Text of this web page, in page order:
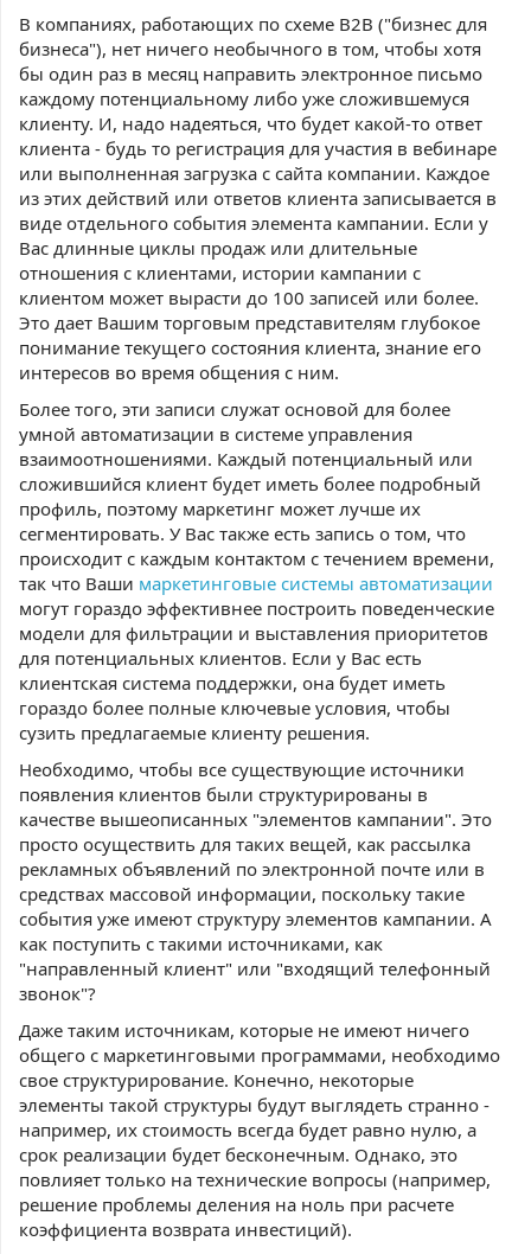
В компаниях, работающих по схеме B2B ("бизнес для
бизнеса"), нет ничего необычного в том, чтобы хотя
бы один раз в месяц направить электронное письмо
каждому потенциальному либо уже сложившемуся
клиенту. И, надо надеяться, что будет какой-то ответ
клиента - будь то регистрация для участия в вебинаре
или выполненная загрузка с сайта компании. Каждое
из этих действий или ответов клиента записывается в
виде отдельного события элемента кампании. Если у
Вас длинные циклы продаж или длительные
отношения с клиентами, истории кампании с
клиентом может вырасти до 100 записей или более.
Это дает Вашим торговым представителям глубокое
понимание текущего состояния клиента, знание его
интересов во время общения с ним.
Более того, эти записи служат основой для более
умной автоматизации в системе управления
взаимоотношениями. Каждый потенциальный или
сложившийся клиент будет иметь более подробный
профиль, поэтому маркетинг может лучше их
сегментировать. У Вас также есть запись о том, что
происходит с каждым контактом с течением времени,
так что Ваши маркетинговые системы автоматизации
могут гораздо эффективнее построить поведенческие
модели для фильтрации и выставления приоритетов
для потенциальных клиентов. Если у Вас есть
клиентская система поддержки, она будет иметь
гораздо более полные ключевые условия, чтобы
сузить предлагаемые клиенту решения.
Необходимо, чтобы все существующие источники
появления клиентов были структурированы в
качестве вышеописанных "элементов кампании". Это
просто осуществить для таких вещей, как рассылка
рекламных объявлений по электронной почте или в
средствах массовой информации, поскольку такие
события уже имеют структуру элементов кампании. А
как поступить с такими источниками, как
"направленный клиент" или "входящий телефонный
звонок"?
Даже таким источникам, которые не имеют ничего
общего с маркетинговыми программами, необходимо
свое структурирование. Конечно, некоторые
элементы такой структуры будут выглядеть странно -
например, их стоимость всегда будет равно нулю, а
срок реализации будет бесконечным. Однако, это
повлияет только на технические вопросы (например,
решение проблемы деления на ноль при расчете
коэффициента возврата инвестиций).